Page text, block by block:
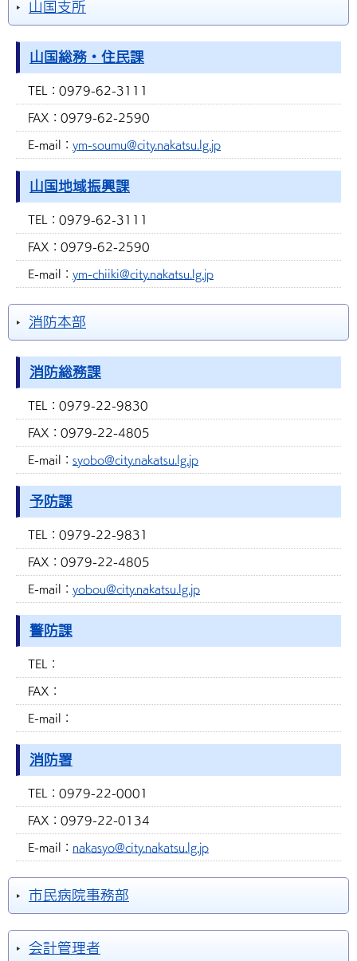
山国支所
山国総務・住民課
TEL： 0979-62-3111
FAX： 0979-62-2590
E-mail： ym-soumu@city.nakatsu.lg.jp
山国地域振興課
TEL： 0979-62-3111
FAX： 0979-62-2590
E-mail： ym-chiiki@city.nakatsu.lg.jp
消防本部
消防総務課
TEL： 0979-22-9830
FAX： 0979-22-4805
E-mail： syobo@city.nakatsu.lg.jp
予防課
TEL： 0979-22-9831
FAX： 0979-22-4805
E-mail： yobou@city.nakatsu.lg.jp
警防課
TEL：
FAX：
E-mail：
消防署
TEL： 0979-22-0001
FAX： 0979-22-0134
E-mail： nakasyo@city.nakatsu.lg.jp
市民病院事務部
会計管理者